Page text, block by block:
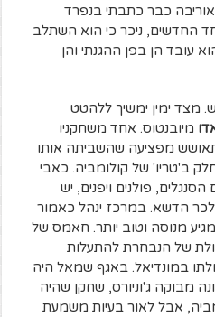
של 2011. על אוריבה כבר כתבתי בנפרד
החדשים, ניכר כי הוא השתלב
עובד הן בפן ההגנתי והן
מצד ימין ימשיך ללהטט
מיובנטוס. אחד משחקניו
מפציעה שהשביתה אותו
ב'טריו' של קולומביה. כאבי
פולנים ויפנים, יש
לכר הדשא. במרכז ינהל כאמור
מנוסה וטוב יותר. חאמס של
של הנבחרת להתעלות
במונדיאל. באגף שמאל היה
מבוקה ג'וניורס, שחקן שהיה
אבל לאור בעיות משמעת